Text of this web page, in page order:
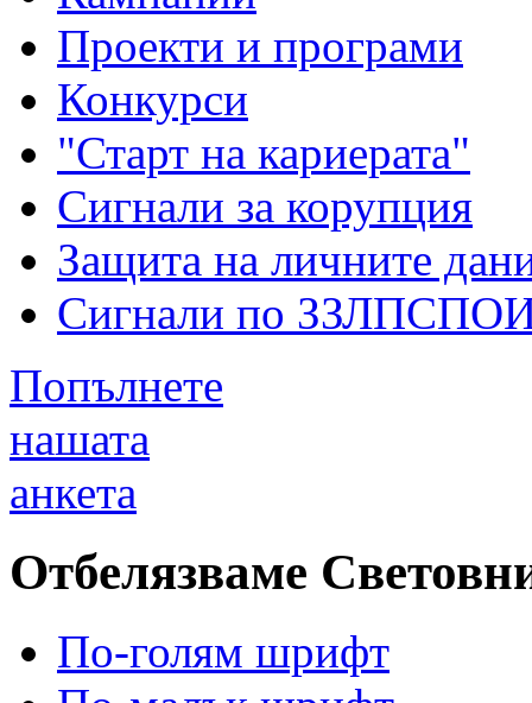
Проекти и програми
Конкурси
"Старт на кариерата"
Сигнали за корупция
Защита на личните
Сигнали по
Попълнете
нашата
анкета
Отбелязваме
По-голям шрифт